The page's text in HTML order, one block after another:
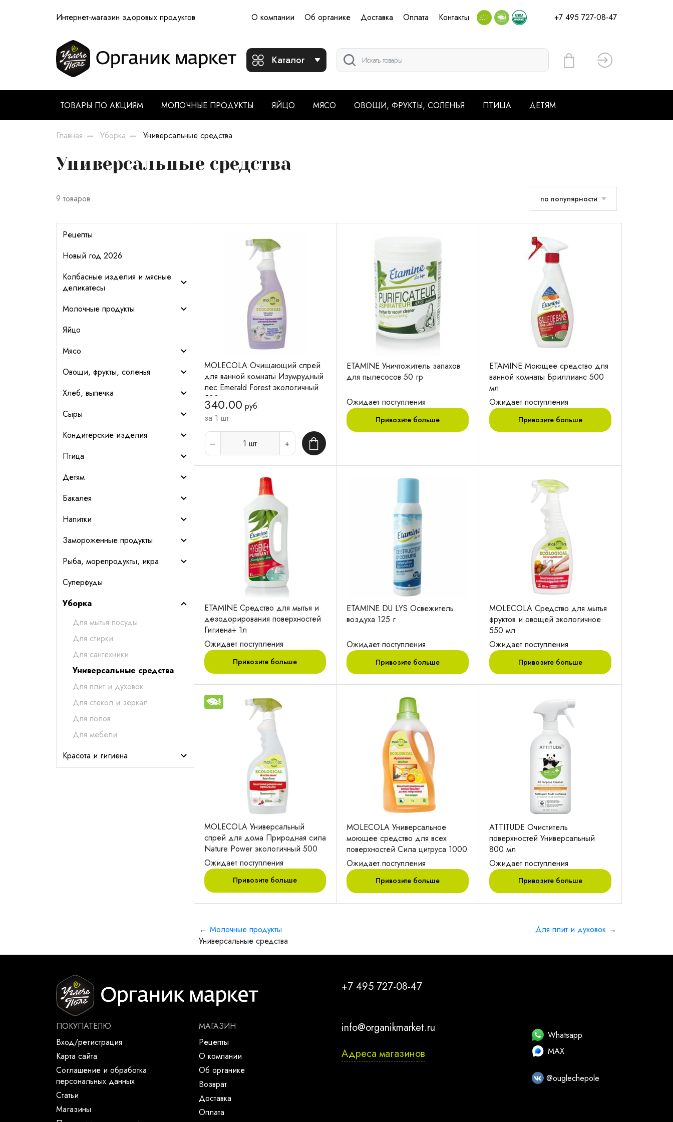
Интернет-магазин здоровых продуктов О компании Об органике Доставка Оплата Контакты +7 495 727-08-47
Каталог Вход
ТОВАРЫ ПО АКЦИЯМ МОЛОЧНЫЕ ПРОДУКТЫ ЯЙЦО МЯСО ОВОЩИ, ФРУКТЫ, СОЛЕНЬЯ ПТИЦА ДЕТЯМ
Главная Уборка Универсальные средства
Универсальные средства
9 товаров по популярности
Рецепты
Новый год 2026
Колбасные изделия и мясные
деликатесы
Молочные продукты
Яйцо
Мясо
Овощи, фрукты, соленья
Хлеб, выпечка
Сыры
Кондитерские изделия
Птица
Детям
Бакалея
Напитки
Замороженные продукты
Рыба, морепродукты, икра
Суперфуды
Уборка
Для мытья посуды
Для стирки
Для сантехники
Универсальные средства
Для плит и духовок
Для стёкол и зеркал
Для полов
Для мебели
Красота и гигиена
MOLECOLA Очищающий спрей
для ванной комнаты Изумрудный
лес Emerald Forest экологичный
500 мл
340.00 руб
за 1 шт
1 шт В корзину
ETAMINE Уничтожитель запахов
для пылесосов 50 гр
Ожидает поступления
Привозите больше
ETAMINE Моющее средство для
ванной комнаты Бриллианс 500
мл
Ожидает поступления
Привозите больше
ETAMINE Средство для мытья и
дезодорирования поверхностей
Гигиена+ 1л
Ожидает поступления
Привозите больше
ETAMINE DU LYS Освежитель
воздуха 125 г
Ожидает поступления
Привозите больше
MOLECOLA Средство для мытья
фруктов и овощей экологичное
550 мл
Ожидает поступления
Привозите больше
MOLECOLA Универсальный
спрей для дома Природная сила
Nature Power экологичный 500
мл
Ожидает поступления
Привозите больше
MOLECOLA Универсальное
моющее средство для всех
поверхностей Сила цитруса 1000
мл
Ожидает поступления
Привозите больше
ATTITUDE Очиститель
поверхностей Универсальный
800 мл
Ожидает поступления
Привозите больше
← Молочные продукты Для плит и духовок →
Универсальные средства
ПОКУПАТЕЛЮ
Вход/регистрация
Карта сайта
Соглашение и обработка
персональных данных
Статьи
Магазины
МАГАЗИН
Рецепты
О компании
Об органике
Возврат
Доставка
Оплата
+7 495 727-08-47
info@organikmarket.ru
Адреса магазинов
Whatsapp
MAX
@ouglechepole